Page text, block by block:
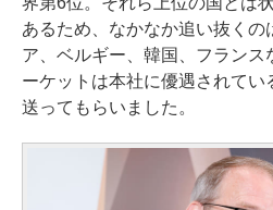
あるため、なかなか追い抜くの
ア、ベルギー、韓国、フランス
ーケットは本社に優遇されてい
送ってもらいました。